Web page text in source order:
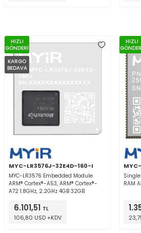
HIZLI
GÖNDERİ
KARGO
BEDAVA
MYC-LR3576J-32E4D-160-I
MYC-LR3576 Embedded Module
ARM® Cortex®-A53, ARM® Cortex®-
A72 1.8GHz, 2.2GHz 4GB 32GB
6.101,51 TL
106,80 USD +KDV
HIZLI
RAM